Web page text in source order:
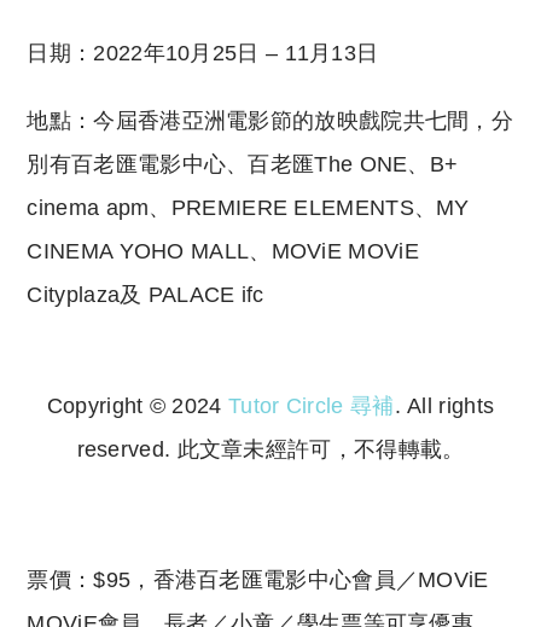
日期：2022年10月25日 – 11月13日
地點：今屆香港亞洲電影節的放映戲院共七間，分
別有百老匯電影中心、百老匯The ONE、B+
cinema apm、PREMIERE ELEMENTS、MY
CINEMA YOHO MALL、MOViE MOViE
Cityplaza及 PALACE ifc
Copyright © 2024 Tutor Circle 尋補. All rights
reserved. 此文章未經許可，不得轉載。
票價：$95，香港百老匯電影中心會員／MOViE